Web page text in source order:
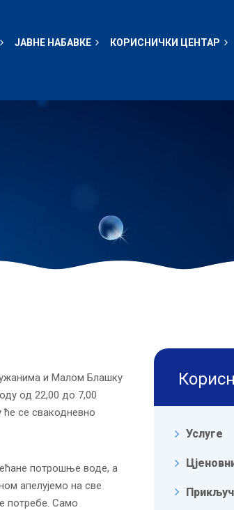
ЈАВНЕ НАБАВКЕ КОРИСНИЧКИ ЦЕНТАР
и Малом Блашку
од 22,00 до 7,00
се свакодневно
потрошње воде, а
апелујемо на све
потребе. Само
Услуге